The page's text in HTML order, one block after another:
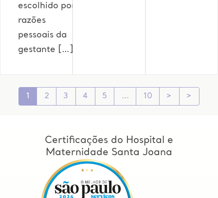
escolhido por
razões
pessoais da
gestante […]
1 2 3 4 5 10 > >
Certificações do Hospital e
Maternidade Santa Joana